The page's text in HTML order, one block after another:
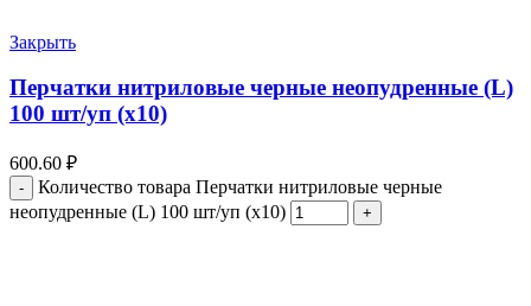
Закрыть
Перчатки нитриловые черные неопудренные (L)
100 шт/уп (х10)
600.60 ₽
Количество товара Перчатки нитриловые черные
неопудренные (L) 100 шт/уп (х10)